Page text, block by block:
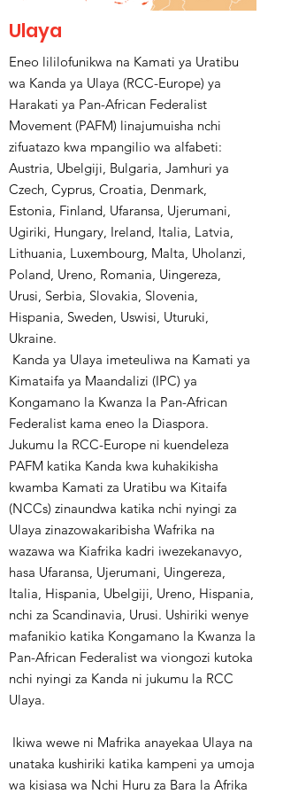
Ulaya
Eneo lililofunikwa na Kamati ya Uratibu
wa Kanda ya Ulaya (RCC-Europe) ya
Harakati ya Pan-African Federalist
Movement (PAFM) linajumuisha nchi
zifuatazo kwa mpangilio wa alfabeti:
Austria, Ubelgiji, Bulgaria, Jamhuri ya
Czech, Cyprus, Croatia, Denmark,
Estonia, Finland, Ufaransa, Ujerumani,
Ugiriki, Hungary, Ireland, Italia, Latvia,
Lithuania, Luxembourg, Malta, Uholanzi,
Poland, Ureno, Romania, Uingereza,
Urusi, Serbia, Slovakia, Slovenia,
Hispania, Sweden, Uswisi, Uturuki,
Ukraine.
Kanda ya Ulaya imeteuliwa na Kamati ya
Kimataifa ya Maandalizi (IPC) ya
Kongamano la Kwanza la Pan-African
Federalist kama eneo la Diaspora.
Jukumu la RCC-Europe ni kuendeleza
PAFM katika Kanda kwa kuhakikisha
kwamba Kamati za Uratibu wa Kitaifa
(NCCs) zinaundwa katika nchi nyingi za
Ulaya zinazowakaribisha Wafrika na
wazawa wa Kiafrika kadri iwezekanavyo,
hasa Ufaransa, Ujerumani, Uingereza,
Italia, Hispania, Ubelgiji, Ureno, Hispania,
nchi za Scandinavia, Urusi. Ushiriki wenye
mafanikio katika Kongamano la Kwanza la
Pan-African Federalist wa viongozi kutoka
nchi nyingi za Kanda ni jukumu la RCC
Ulaya.
Ikiwa wewe ni Mafrika anayekaa Ulaya na
unataka kushiriki katika kampeni ya umoja
wa kisiasa wa Nchi Huru za Bara la Afrika